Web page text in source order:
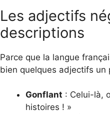
Les adjectifs
descriptions
Parce que la langue
bien quelques adjectifs un
Gonflant : Celui-là,
histoires ! »